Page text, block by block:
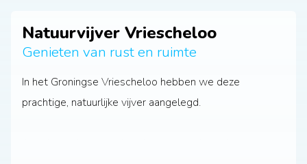
Natuurvijver Vriescheloo
Genieten van rust en ruimte
In het Groningse Vriescheloo hebben we deze
prachtige, natuurlijke vijver aangelegd.